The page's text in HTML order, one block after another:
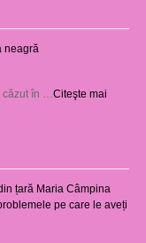
neagră
căzut în …Citeşte mai
țară Maria Câmpina
pe care le aveți